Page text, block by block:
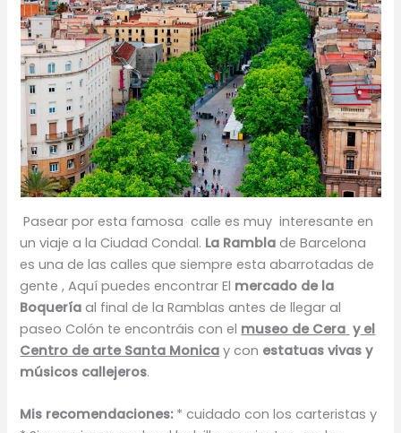
Pasear por esta famosa calle es muy interesante en
un viaje a la Ciudad Condal. La Rambla de Barcelona
es una de las calles que siempre esta abarrotadas de
gente , Aquí puedes encontrar El mercado de la
Boquería al final de la Ramblas antes de llegar al
paseo Colón te encontráis con el museo de Cera yel
Centro de arte Santa Monica y con estatuas vivas y
músicos callejeros.
Mis recomendaciones:* cuidado con los carteristas y